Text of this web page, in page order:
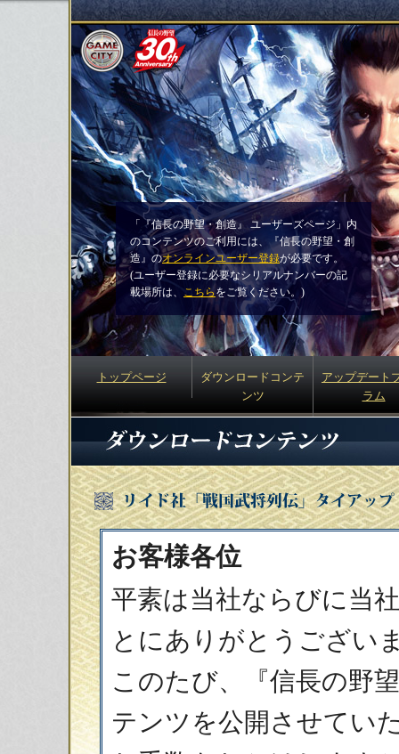
「『信長の野望・創造』 ユーザーズページ」内
のコンテンツのご利用には、『信長の野望・創
造』のオンラインユーザー登録が必要です。
(ユーザー登録に必要なシリアルナンバーの記
載場所は、 こちら をご覧ください。)
トップページ
ダウンロードコンテ
ンツ
アップデート
ラム
お客様各位
平素は当社ならびに当
とにありがとうござい
このたび、『信長の野
テンツを公開させてい